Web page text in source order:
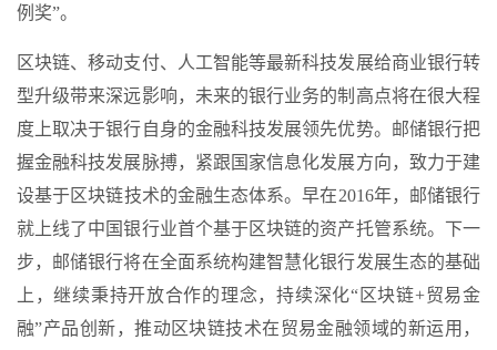
例奖”。
区块链、移动支付、人工智能等最新科技发展给商业银行转
型升级带来深远影响，未来的银行业务的制高点将在很大程
度上取决于银行自身的金融科技发展领先优势。邮储银行把
握金融科技发展脉搏，紧跟国家信息化发展方向，致力于建
设基于区块链技术的金融生态体系。早在2016年，邮储银行
就上线了中国银行业首个基于区块链的资产托管系统。下一
步，邮储银行将在全面系统构建智慧化银行发展生态的基础
上，继续秉持开放合作的理念，持续深化“区块链+贸易金
融”产品创新，推动区块链技术在贸易金融领域的新运用，